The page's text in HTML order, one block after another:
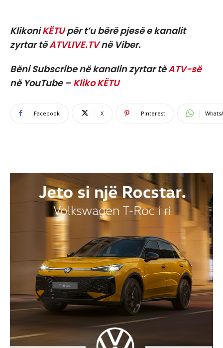
KlikoniKËTUpër t’u bërë pjesë e kanalit
zyrtar tëATVLIVE.TVnë Viber.
Bëni Subscribe në kanalin zyrtar tëATV-së
në YouTube – Kliko KËTU
Facebook X Pinterest